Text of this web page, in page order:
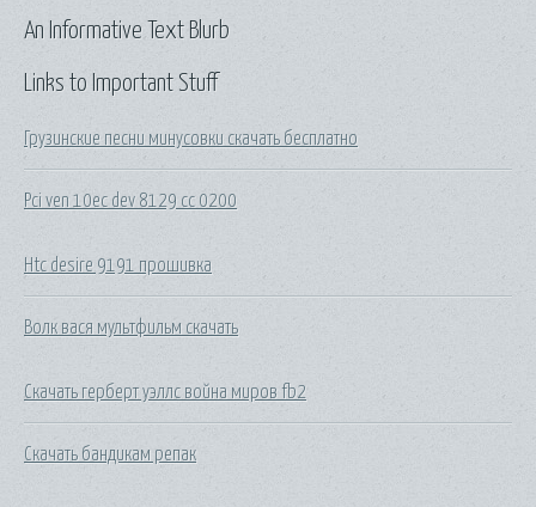
Links to Important Stuff
Грузинские песни минусовки скачать бесплатно
Pci ven 10ec dev 8129 cc 0200
Htc desire 9191 прошивка
Волк вася мультфильм скачать
Скачать герберт уэллс война миров fb2
Скачать бандикам репак
An Informative Text Blurb